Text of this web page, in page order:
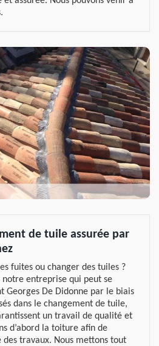
de tuile assurée par
fuites ou changer des tuiles ?
notre entreprise qui peut se
Georges De Didonne par le biais
dans le changement de tuile,
un travail de qualité et
d’abord la toiture afin de
travaux. Nous mettons tout